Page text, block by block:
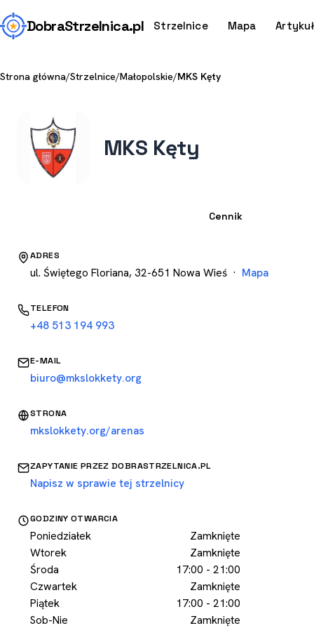
DobraStrzelnica.pl Strzelnice Mapa
Strona główna/Strzelnice/Małopolskie/MKS Kęty
MKS Kęty
Cennik
ADRES
ul. Świętego Floriana, 32-651 Nowa Wieś · Mapa
TELEFON
+48 513 194 993
E-MAIL
biuro@mkslokkety.org
STRONA
mkslokkety.org/arenas
ZAPYTANIE PRZEZ DOBRASTRZELNICA.PL
Napisz w sprawie tej strzelnicy
GODZINY OTWARCIA
Poniedziałek
Zamknięte
Wtorek
Zamknięte
Środa
17:00 - 21:00
Czwartek
Zamknięte
Piątek
17:00 - 21:00
Sob-Nie
Zamknięte